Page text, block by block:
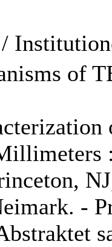
/
of
-